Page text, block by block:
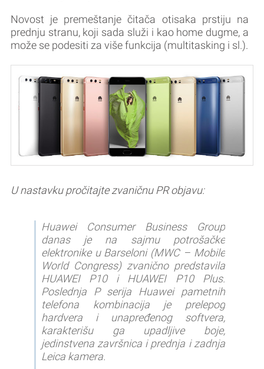
Novost je premeštanje čitača otisaka prstiju na
prednju stranu, koji sada služi i kao home dugme, a
može se podesiti za više funkcija (multitasking i sl.).
U nastavku pročitajte zvaničnu PR objavu:
Huawei Consumer Business Group
danas je na sajmu potrošačke
elektronike u Barseloni (MWC – Mobile
World Congress) zvanično predstavila
HUAWEI P10 i HUAWEI P10 Plus.
Poslednja P serija Huawei pametnih
telefona kombinacija je prelepog
hardvera i unapređenog softvera,
karakterišu ga upadljive boje,
jedinstvena završnica i prednja i zadnja
Leica kamera.